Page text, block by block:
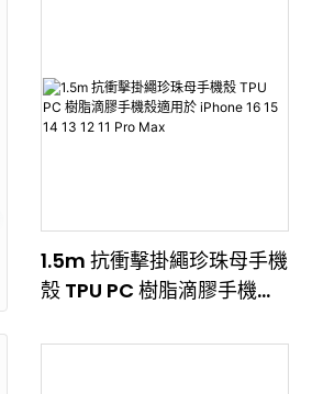
1.5m 抗衝擊掛繩珍珠母手機
殼 TPU PC 樹脂滴膠手機殼
12 11 Pro Max